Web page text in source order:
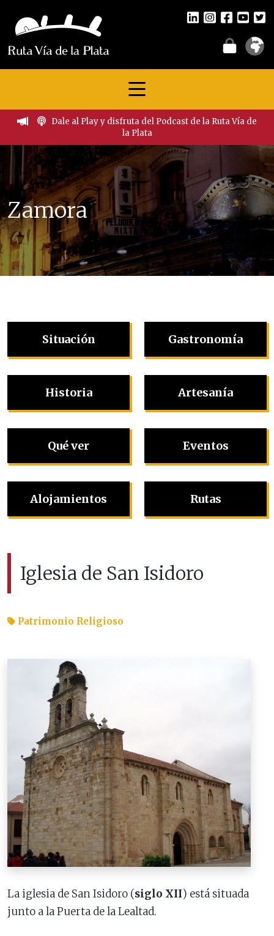
Dale al Play y disfruta del Podcast de la Ruta Vía de
la Plata
Zamora
Situación
Historia
Qué ver
Alojamientos
Gastronomía
Artesanía
Eventos
Rutas
Iglesia de San Isidoro
Patrimonio Religioso
La iglesia de San Isidoro (siglo XII) está situada
junto a la Puerta de la Lealtad.